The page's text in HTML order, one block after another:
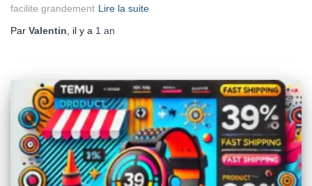
facilite grandement Lire la suite
Par Valentin , il y a 1 an